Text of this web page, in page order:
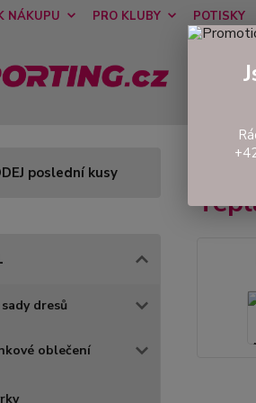
NÁKUPU PRO KLUBY POTISKY
poslední kusy
dresů
oblečení